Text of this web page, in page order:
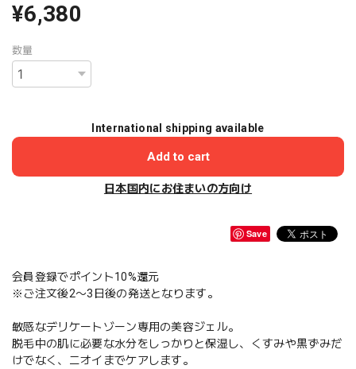
¥6,380
数量
International shipping available
Add to cart
日本国内にお住まいの方向け
Save
会員登録でポイント10%還元
※ご注文後2〜3日後の発送となります。
敏感なデリケートゾーン専用の美容ジェル。
脱毛中の肌に必要な水分をしっかりと保湿し、くすみや黒ずみだ
けでなく、ニオイまでケアします。